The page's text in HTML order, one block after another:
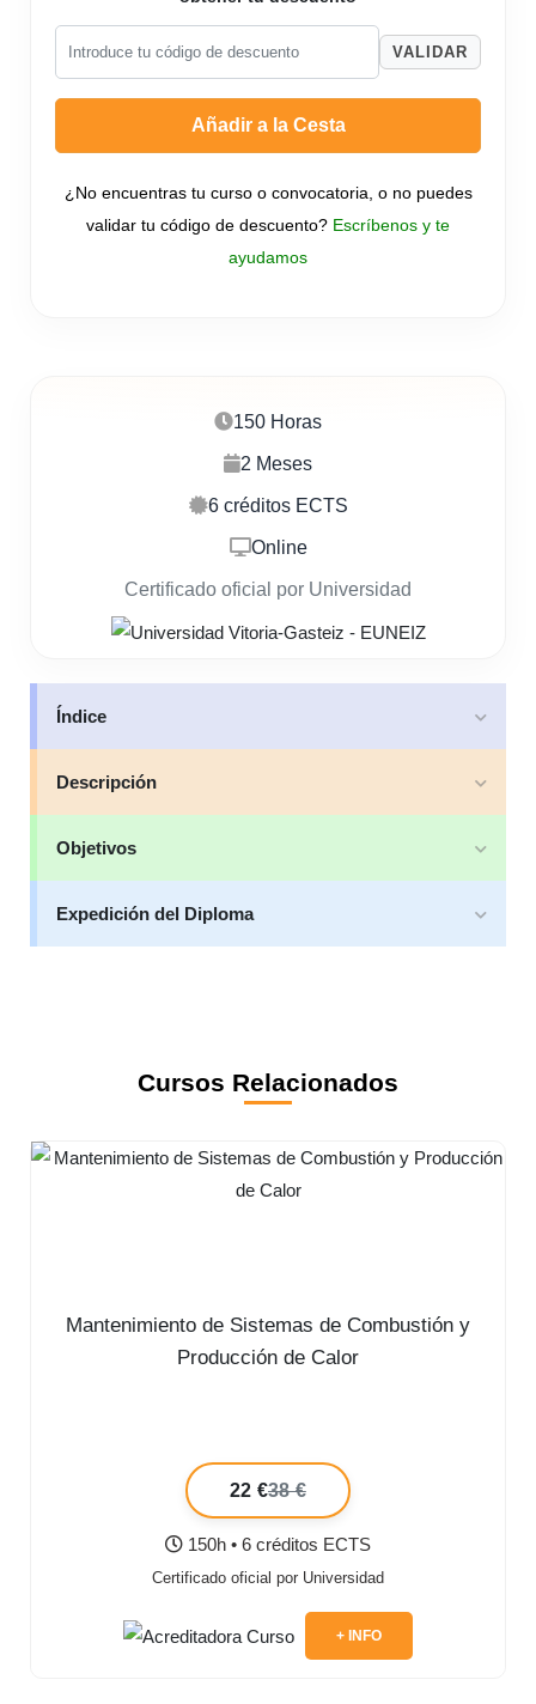
150 Horas
2 Meses
6 créditos ECTS
Online
Certificado oficial por Universidad
Índice
Descripción
Objetivos
Expedición del Diploma
VALIDAR
Añadir a la Cesta
¿No encuentras tu curso o convocatoria, o no puedes
validar tu código de descuento? Escríbenos y te
ayudamos
Cursos Relacionados
Mantenimiento de Sistemas de Combustión y
Producción de Calor
22 €38 €
150h • 6 créditos ECTS
Certificado oficial por Universidad
+ INFO